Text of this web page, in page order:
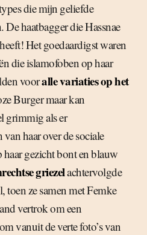
die mijn geliefde
haatbagger die Hassnae
Het goedaardigst waren
die islamofoben op haar
vooralle variaties op het
Burger maar kan
grimmig als er
haar over de sociale
gezicht bont en blauw
griezelachtervolgde
toen ze samen met Femke
vertrok om een
vanuit de verte foto’s van